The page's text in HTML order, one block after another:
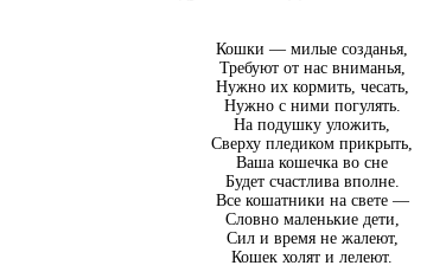
Кошки — милые созданья,
Требуют от нас вниманья,
Нужно их кормить, чесать,
Нужно с ними погулять.
На подушку уложить,
Сверху пледиком прикрыть,
Ваша кошечка во сне
Будет счастлива вполне.
Все кошатники на свете —
Словно маленькие дети,
Сил и время не жалеют,
Кошек холят и лелеют.